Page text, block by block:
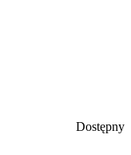
Dostępny